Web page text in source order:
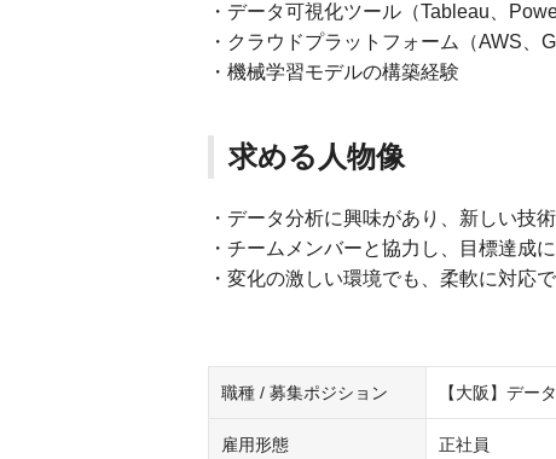
・データ可視化ツール（Tableau、
・クラウドプラットフォーム（AWS、
・機械学習モデルの構築経験
求める人物像
・データ分析に興味があり、新しい技
・チームメンバーと協力し、目標達成
・変化の激しい環境でも、柔軟に対応
職種 / 募集ポジション 【大阪】デー
雇用形態 正社員